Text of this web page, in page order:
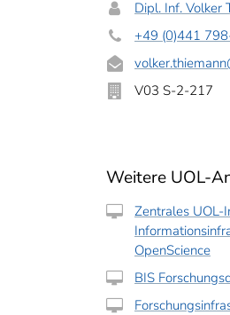
Dipl. Inf. Volker
+49 (0)441
volker.thiemann
V03 S-2-217
Weitere UOL-
Zentrales UOL-
OpenScience
BIS